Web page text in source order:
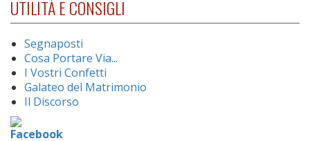
UTILITÀ E CONSIGLI
Segnaposti
Cosa Portare Via...
I Vostri Confetti
Galateo del Matrimonio
Il Discorso